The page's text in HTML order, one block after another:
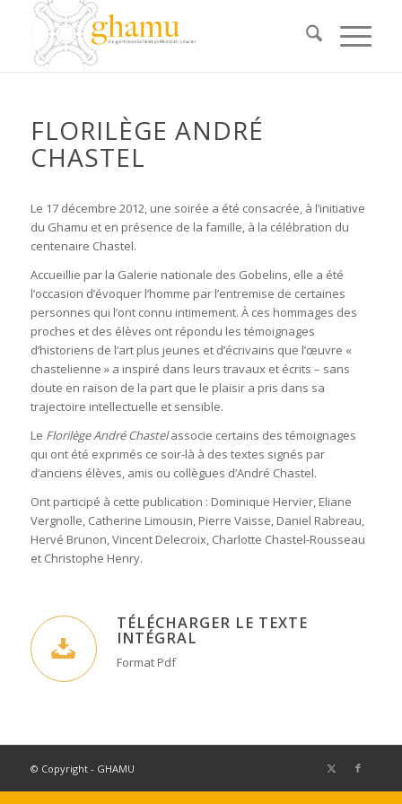
FLORILÈGE ANDRÉ
CHASTEL
Le 17 décembre 2012, une soirée a été consacrée, à l’initiative
du Ghamu et en présence de la famille, à la célébration du
centenaire Chastel.
Accueillie par la Galerie nationale des Gobelins, elle a été
l’occasion d’évoquer l’homme par l’entremise de certaines
personnes qui l’ont connu intimement. À ces hommages des
proches et des élèves ont répondu les témoignages
d’historiens de l’art plus jeunes et d’écrivains que l’œuvre «
chastelienne » a inspiré dans leurs travaux et écrits – sans
doute en raison de la part que le plaisir a pris dans sa
trajectoire intellectuelle et sensible.
Le Florilège André Chastelassocie certains des témoignages
qui ont été exprimés ce soir-là à des textes signés par
d’anciens élèves, amis ou collègues d’André Chastel.
Ont participé à cette publication : Dominique Hervier, Eliane
Vergnolle, Catherine Limousin, Pierre Vaisse, Daniel Rabreau,
Hervé Brunon, Vincent Delecroix, Charlotte Chastel-Rousseau
et Christophe Henry.
TÉLÉCHARGER LE TEXTE
INTÉGRAL
Format Pdf
© Copyright - GHAMU